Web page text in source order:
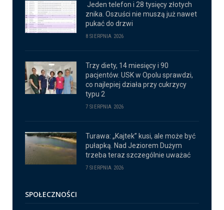
Jeden telefon i 28 tysięcy złotych
znika. Oszuści nie muszą już nawet
pukać do drzwi
8 SIERPNIA 2026
Trzy diety, 14 miesięcy i 90
pacjentów. USK w Opolu sprawdzi,
co najlepiej działa przy cukrzycy
typu 2
7 SIERPNIA 2026
Turawa: „Kajtek” kusi, ale może być
pułapką. Nad Jeziorem Dużym
trzeba teraz szczególnie uważać
7 SIERPNIA 2026
SPOŁECZNOŚCI